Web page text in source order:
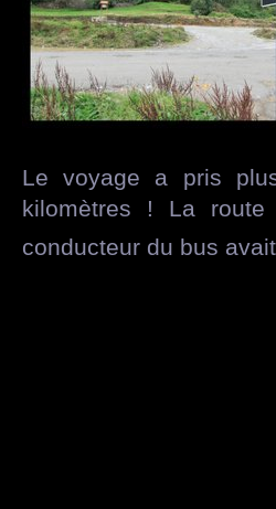
Le voyage a pris
kilomètres ! La route
conducteur du bus